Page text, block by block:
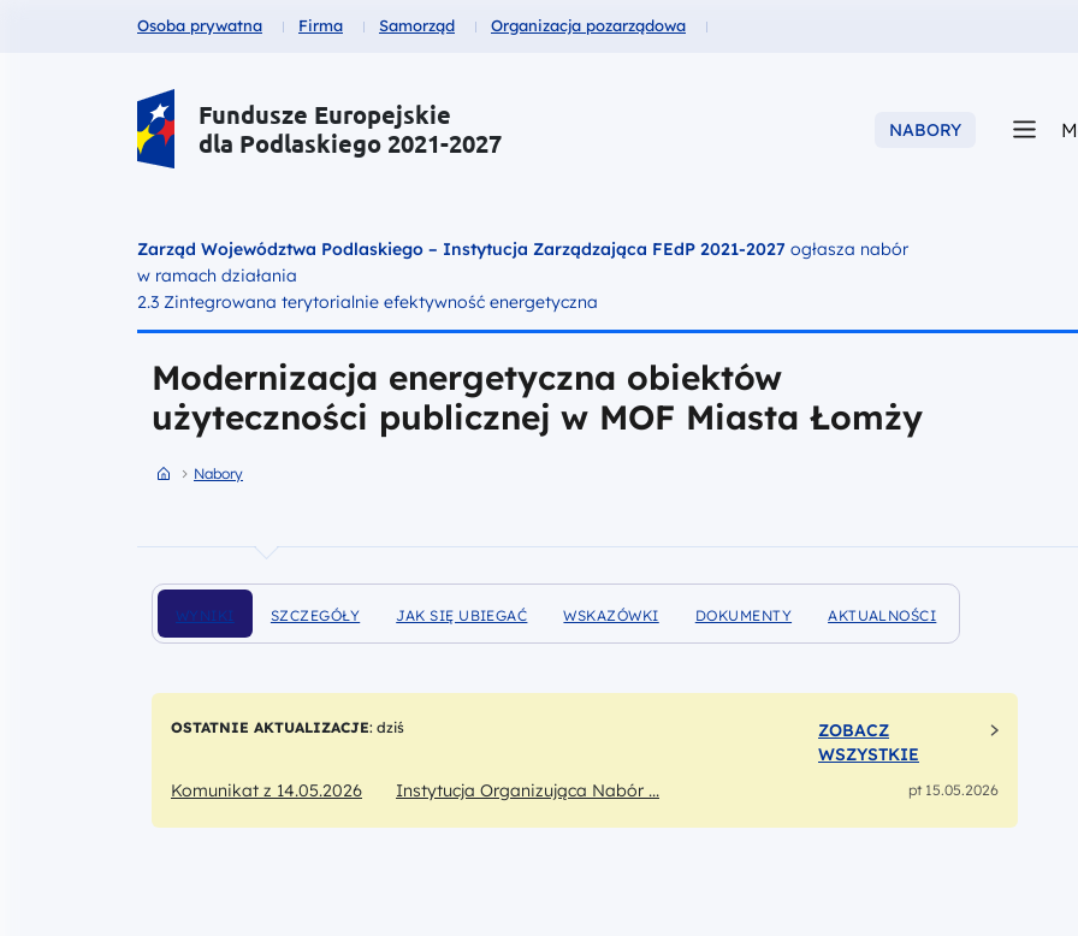
Fundusze dla
Osoba prywatna Fundusze dla
Firma Fundusze dla
Samorząd Fundusze dla
Organizacja pozarządowa
Portal Funduszy Europejskich
Fundusze Europejskie
dla Podlaskiego 2021-2027
NABORY
Zarząd Województwa Podlaskiego – Instytucja Zarządzająca FEdP 2021-2027 ogłasza nabór
w ramach działania
2.3 Zintegrowana terytorialnie efektywność energetyczna
Modernizacja energetyczna obiektów
użyteczności publicznej w MOF Miasta Łomży
Przejdź do strony głównej portalu
NaboryPrzejdź do Nabory
WYNIKI
DOFINANSOWANIA
SZCZEGÓŁY
DOFINANSOWANIA
JAK SIĘ UBIEGAĆ
O DOFINANSOWANIE
WSKAZÓWKI
POMOCNE PRZY UBIEGANIU SIĘ O DOFINANSOWANIE
DOKUMENTY
WYMAGANE JAKO ZAŁĄCZNIK DO WNIOSKU
AKTUALNOŚCI
NA TEMAT NABORU
OSTATNIE AKTUALIZACJE: dziś
ZOBACZ
WSZYSTKIE
Komunikat z 14.05.2026
Instytucja Organizująca Nabór ... pt 15.05.2026